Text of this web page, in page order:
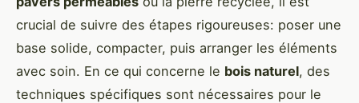
crucial de suivre des étapes rigoureuses: poser une
base solide, compacter, puis arranger les éléments
avec soin. En ce qui concerne le bois naturel, des
techniques spécifiques sont nécessaires pour le